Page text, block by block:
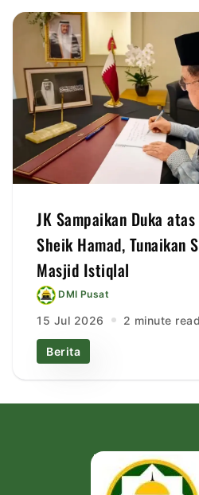
JK Sampaikan Duka
Sheik Hamad, Tunaikan
Masjid Istiqlal
DMI Pusat
15 Jul 2026 2 minute read
Berita